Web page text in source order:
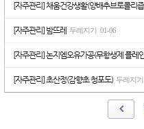
[자주관리] 채움건강생활(양배추브로콜리
[자주관리] 밤뜨레 두레지기 01-06
[자주관리] 논지엠오유가공(무항생제 플레
[자주관리] 초산정(감향초 청포도) 두레지기